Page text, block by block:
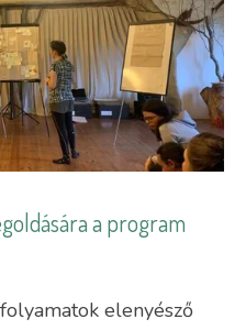
a program
elenyésző